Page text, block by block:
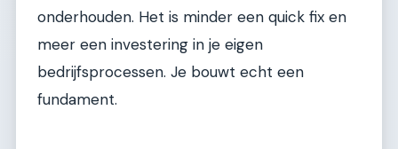
onderhouden. Het is minder een quick fix en
meer een investering in je eigen
bedrijfsprocessen. Je bouwt echt een
fundament.